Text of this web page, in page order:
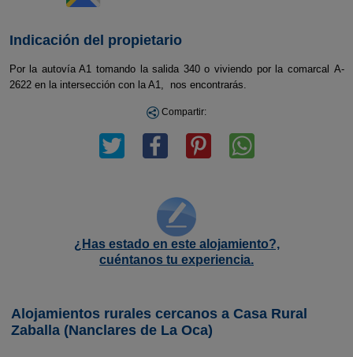
Indicación del propietario
Por la autovía A1 tomando la salida 340 o viviendo por la comarcal A-
2622 en la intersección con la A1, nos encontrarás.
Compartir:
¿Has estado en este alojamiento?,
cuéntanos tu experiencia.
Alojamientos rurales cercanos a Casa Rural
Zaballa (Nanclares de La Oca)